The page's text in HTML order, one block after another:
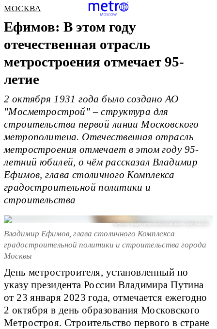
МОСКВА
Ефимов: В этом году
отечественная отрасль
метростроения отмечает 95-
летие
2 октября 1931 года было создано АО
"Мосметрострой" – структура для
строительства первой линии Московского
метрополитена. Отечественная отрасль
метростроения отмечает в этом году 95-
летний юбилей, о чём рассказал Владимир
Ефимов, глава столичного Комплекса
градостроительной политики и
строительства
Комплекс градостроительной политики и строительства
Владимир Ефимов, глава столичного Комплекса
градостроительной политики и строительства города
Москвы
День метростроителя, установленный по
указу президента России Владимира Путина
от 23 января 2023 года, отмечается ежегодно
2 октября в день образования Московского
Метростроя. Строительство первого в стране